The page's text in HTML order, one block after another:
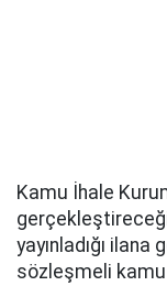
Kamu İhale
yayınladığı
sözleşmeli kamu